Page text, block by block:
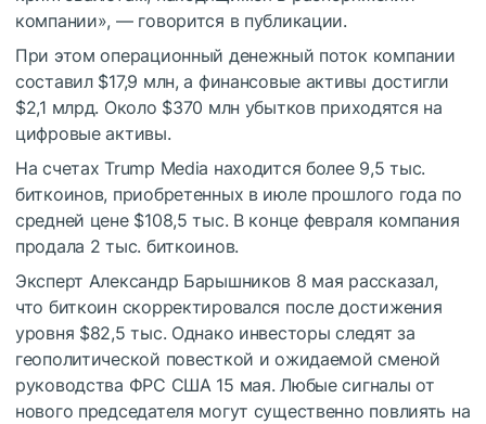
компании», — говорится в публикации.
При этом операционный денежный поток компании
составил $17,9 млн, а финансовые активы достигли
$2,1 млрд. Около $370 млн убытков приходятся на
цифровые активы.
На счетах Trump Media находится более 9,5 тыс.
биткоинов, приобретенных в июле прошлого года по
средней цене $108,5 тыс. В конце февраля компания
продала 2 тыс. биткоинов.
Эксперт Александр Барышников 8 мая рассказал,
что биткоин скорректировался после достижения
уровня $82,5 тыс. Однако инвесторы следят за
геополитической повесткой и ожидаемой сменой
руководства ФРС США 15 мая. Любые сигналы от
нового председателя могут существенно повлиять на